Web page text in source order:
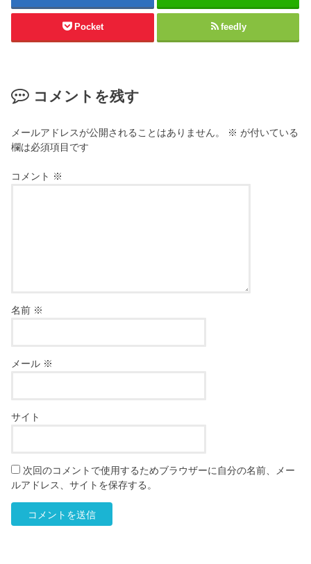
Pocket feedly
コメントを残す
メールアドレスが公開されることはありません。 ※ が付いている
欄は必須項目です
コメント ※
名前 ※
メール ※
サイト
次回のコメントで使用するためブラウザーに自分の名前、メー
ルアドレス、サイトを保存する。